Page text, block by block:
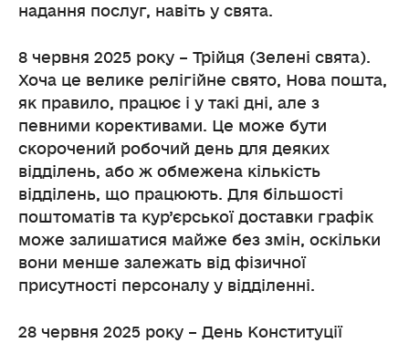
надання послуг, навіть у свята.
8 червня 2025 року – Трійця (Зелені свята).
Хоча це велике релігійне свято, Нова пошта,
як правило, працює і у такі дні, але з
певними корективами. Це може бути
скорочений робочий день для деяких
відділень, або ж обмежена кількість
відділень, що працюють. Для більшості
поштоматів та кур’єрської доставки графік
може залишатися майже без змін, оскільки
вони менше залежать від фізичної
присутності персоналу у відділенні.
28 червня 2025 року – День Конституції